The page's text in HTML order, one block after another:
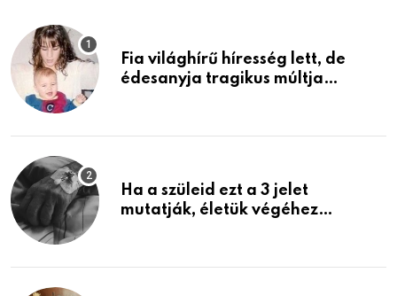
Fia világhírű híresség lett, de
édesanyja tragikus múltja
Ha a szüleid ezt a 3 jelet
mutatják, életük végéhez